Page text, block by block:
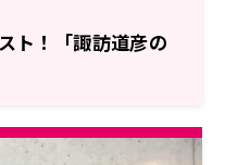
ト！「諏訪道彦の